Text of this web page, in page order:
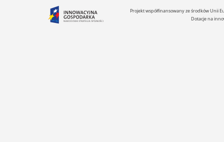
Projekt współfinansowany ze środków Unii
Dotacje na